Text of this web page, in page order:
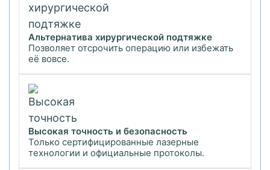
Альтернатива хирургической подтяжке
Позволяет отсрочить операцию или избежать
её вовсе.
Высокая точность и безопасность
Только сертифицированные лазерные
технологии и официальные протоколы.